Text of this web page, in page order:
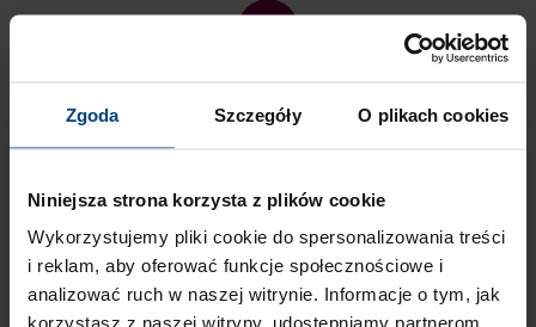
Zgoda Szczegóły O plikach cookies
Niniejsza strona korzysta z plików cookie
Wykorzystujemy pliki cookie do spersonalizowania treści
i reklam, aby oferować funkcje społecznościowe i
analizować ruch w naszej witrynie. Informacje o tym, jak
korzystasz z naszej witryny, udostępniamy partnerom
Nasz zespół medyczny analizuje dokumentację, aby upewnić